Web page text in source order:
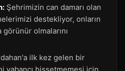
Şehrimizin can damarı olan
destekliyor, onların
olmalarını
ilk kez gelen bir